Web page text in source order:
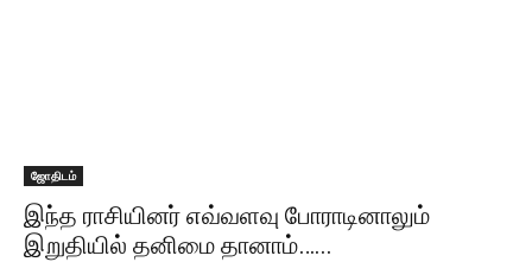
ஜோதிடம்
இந்த ராசியினர் எவ்வளவு போராடினாலும்
இறுதியில் தனிமை தானாம்…...